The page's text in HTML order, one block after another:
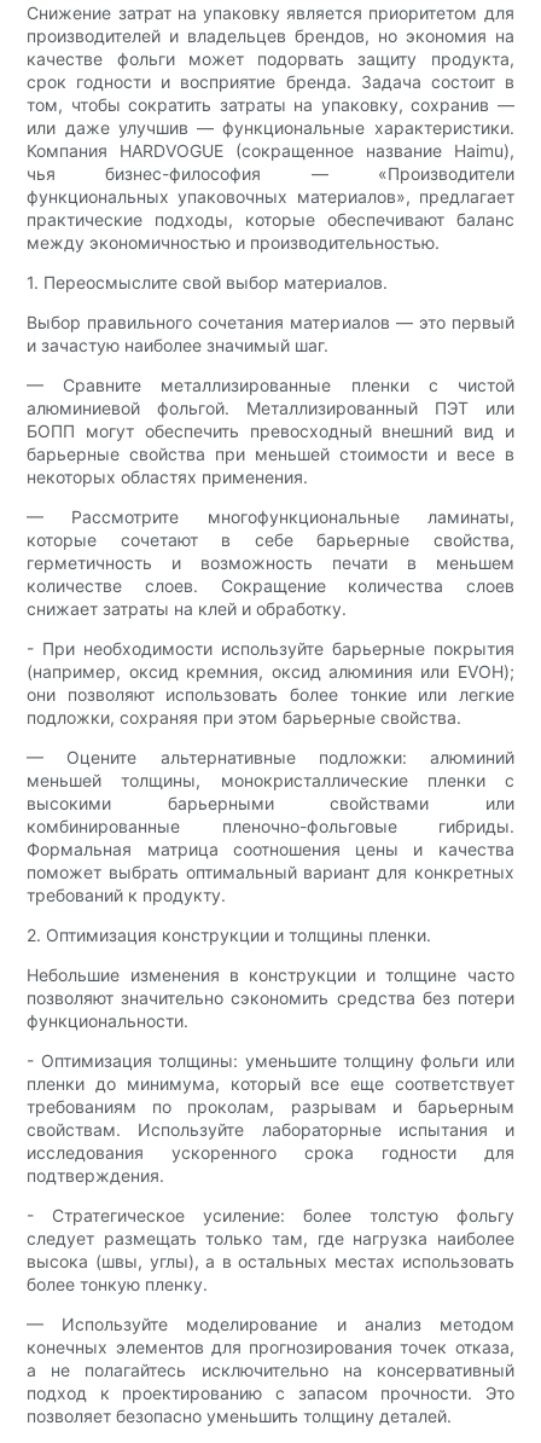
Снижение затрат на упаковку является приоритетом для
производителей и владельцев брендов, но экономия на
качестве фольги может подорвать защиту продукта,
срок годности и восприятие бренда. Задача состоит в
том, чтобы сократить затраты на упаковку, сохранив —
или даже улучшив — функциональные характеристики.
Компания HARDVOGUE (сокращенное название Haimu),
чья бизнес-философия — «Производители
функциональных упаковочных материалов», предлагает
практические подходы, которые обеспечивают баланс
между экономичностью и производительностью.
1. Переосмыслите свой выбор материалов.
Выбор правильного сочетания материалов — это первый
и зачастую наиболее значимый шаг.
— Сравните металлизированные пленки с чистой
алюминиевой фольгой. Металлизированный ПЭТ или
БОПП могут обеспечить превосходный внешний вид и
барьерные свойства при меньшей стоимости и весе в
некоторых областях применения.
— Рассмотрите многофункциональные ламинаты,
которые сочетают в себе барьерные свойства,
герметичность и возможность печати в меньшем
количестве слоев. Сокращение количества слоев
снижает затраты на клей и обработку.
- При необходимости используйте барьерные покрытия
(например, оксид кремния, оксид алюминия или EVOH);
они позволяют использовать более тонкие или легкие
подложки, сохраняя при этом барьерные свойства.
— Оцените альтернативные подложки: алюминий
меньшей толщины, монокристаллические пленки с
высокими барьерными свойствами или
комбинированные пленочно-фольговые гибриды.
Формальная матрица соотношения цены и качества
поможет выбрать оптимальный вариант для конкретных
требований к продукту.
2. Оптимизация конструкции и толщины пленки.
Небольшие изменения в конструкции и толщине часто
позволяют значительно сэкономить средства без потери
функциональности.
- Оптимизация толщины: уменьшите толщину фольги или
пленки до минимума, который все еще соответствует
требованиям по проколам, разрывам и барьерным
свойствам. Используйте лабораторные испытания и
исследования ускоренного срока годности для
подтверждения.
- Стратегическое усиление: более толстую фольгу
следует размещать только там, где нагрузка наиболее
высока (швы, углы), а в остальных местах использовать
более тонкую пленку.
— Используйте моделирование и анализ методом
конечных элементов для прогнозирования точек отказа,
а не полагайтесь исключительно на консервативный
подход к проектированию с запасом прочности. Это
позволяет безопасно уменьшить толщину деталей.